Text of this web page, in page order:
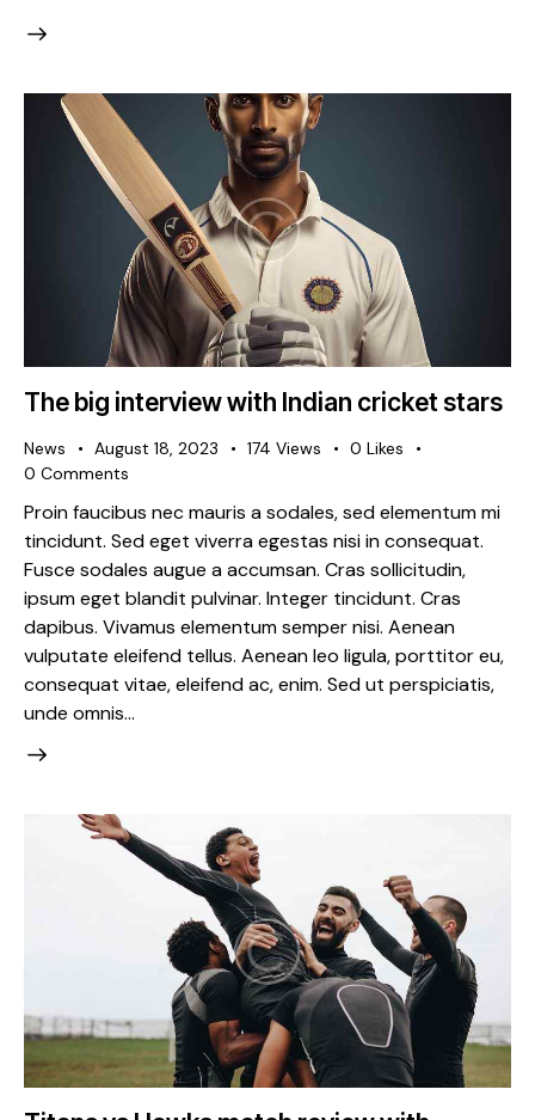
The big interview with Indian cricket stars
News August 18, 2023 174 Views 0 Likes
0 Comments
Proin faucibus nec mauris a sodales, sed elementum mi
tincidunt. Sed eget viverra egestas nisi in consequat.
Fusce sodales augue a accumsan. Cras sollicitudin,
ipsum eget blandit pulvinar. Integer tincidunt. Cras
dapibus. Vivamus elementum semper nisi. Aenean
vulputate eleifend tellus. Aenean leo ligula, porttitor eu,
consequat vitae, eleifend ac, enim. Sed ut perspiciatis,
unde omnis…